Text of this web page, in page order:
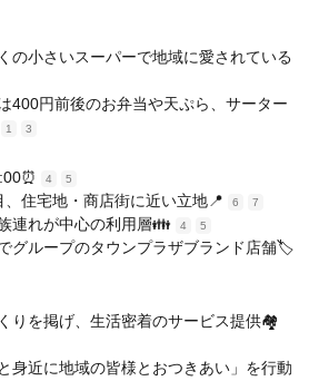
の小さいスーパーで地域に愛されている
400円前後のお弁当や天ぷら、サーター
1 3
4 5
住宅地・商店街に近い立地📍 6 7
連れが中心の利用層👪 4 5
グループのタウンプラザブランド店舗🏷️
りを掲げ、生活密着のサービス提供🏘️
身近に地域の皆様とおつきあい」を行動